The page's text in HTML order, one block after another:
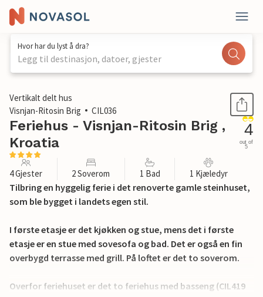
Hvor har du lyst å dra?
Legg til destinasjon, datoer, gjester
1 / 16
Vertikalt delt hus
Visnjan-Ritosin Brig
CIL036
Feriehus - Visnjan-Ritosin Brig ,
Kroatia
4
out of
5
4 Gjester 2 Soverom 1 Bad 1 Kjæledyr
Tilbring en hyggelig ferie i det renoverte gamle steinhuset,
som ble bygget i landets egen stil.
I første etasje er det kjøkken og stue, mens det i første
etasje er en stue med sovesofa og bad. Det er også en fin
overbygd terrasse med grill. På loftet er det to soverom.
Overfor feriehuset er det to feriehus med basseng (CIL419